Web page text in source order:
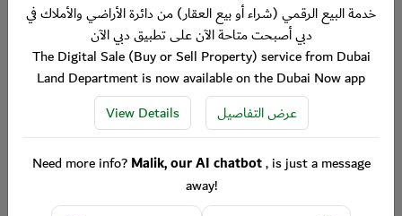
خدمة البيع الرقمي (شراء أو بيع العقار) من دائرة الأراضي والأملاك في
دبي أصبحت متاحة الآن على تطبيق دبي الآن
The Digital Sale (Buy or Sell Property) service from Dubai
Land Department is now available on the Dubai Now app
View Details
عرض التفاصيل
Need more info?Malik, our AI chatbot, is just a message
away!